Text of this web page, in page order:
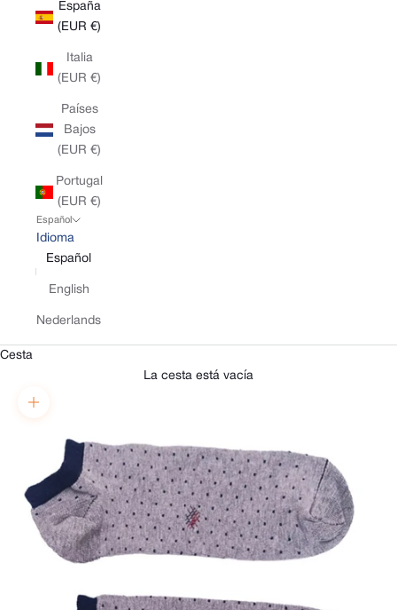
España
(EUR €)
Italia
(EUR €)
Países
Bajos
(EUR €)
Portugal
(EUR €)
Español
Idioma
Español
English
Nederlands
Cesta
La cesta está vacía